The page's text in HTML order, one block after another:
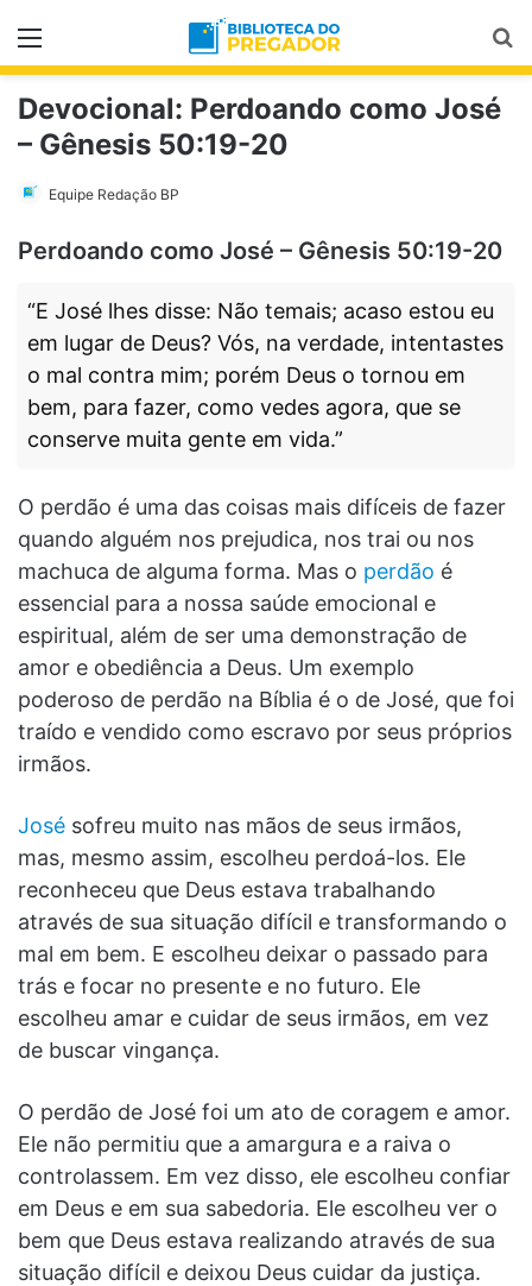
Menu
Devocional: Perdoando como José
– Gênesis 50:19-20
Equipe Redação BP
Perdoando como José – Gênesis 50:19-20
“E José lhes disse: Não temais; acaso estou eu
em lugar de Deus? Vós, na verdade, intentastes
o mal contra mim; porém Deus o tornou em
bem, para fazer, como vedes agora, que se
conserve muita gente em vida.”
O perdão é uma das coisas mais difíceis de fazer
quando alguém nos prejudica, nos trai ou nos
machuca de alguma forma. Mas o perdão é
essencial para a nossa saúde emocional e
espiritual, além de ser uma demonstração de
amor e obediência a Deus. Um exemplo
poderoso de perdão na Bíblia é o de José, que foi
traído e vendido como escravo por seus próprios
irmãos.
José sofreu muito nas mãos de seus irmãos,
mas, mesmo assim, escolheu perdoá-los. Ele
reconheceu que Deus estava trabalhando
através de sua situação difícil e transformando o
mal em bem. E escolheu deixar o passado para
trás e focar no presente e no futuro. Ele
escolheu amar e cuidar de seus irmãos, em vez
de buscar vingança.
O perdão de José foi um ato de coragem e amor.
Ele não permitiu que a amargura e a raiva o
controlassem. Em vez disso, ele escolheu confiar
em Deus e em sua sabedoria. Ele escolheu ver o
bem que Deus estava realizando através de sua
situação difícil e deixou Deus cuidar da justiça.